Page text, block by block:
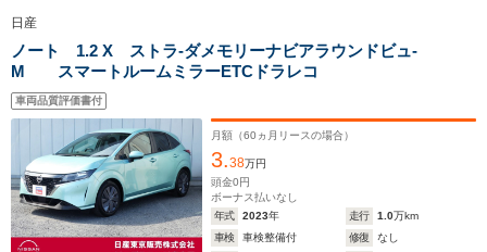
駆動方式 FF FF、4WD
日産
ノート 1.2 X ストラ-ダメモリーナビアラウンドビュ-
M スマートルームミラーETCドラレコ
車両品質評価書付
月額（60 ヵ月リースの場合）
3.38万円
頭金0円
ボーナス払いなし
年式
2023年 走行 1.0万km
車検
車検整備付 修復
なし